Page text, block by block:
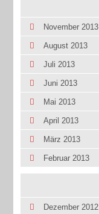
November 2013
August 2013
Juli 2013
Juni 2013
Mai 2013
April 2013
März 2013
Februar 2013
Dezember 2012